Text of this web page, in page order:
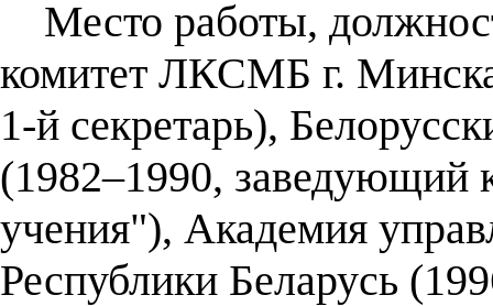
Место работы,
комитет ЛКСМБ г.
1-й секретарь),
(1982–1990, заведующий
учения"), Академия
Республики Беларусь